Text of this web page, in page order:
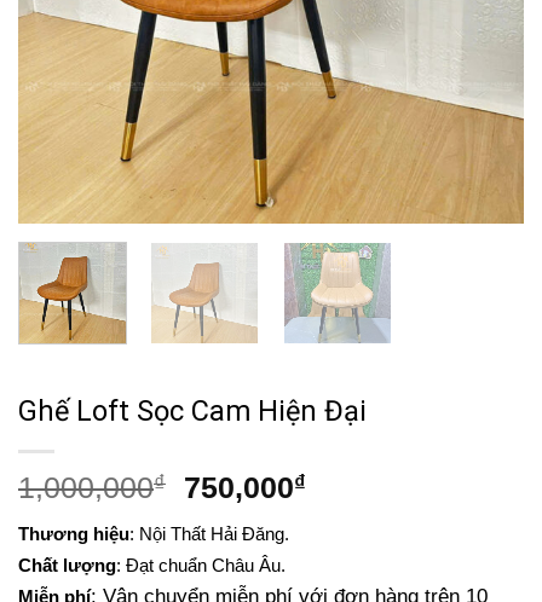
Ghế Loft Sọc Cam Hiện Đại
1,000,000₫
Giá
là:
1,000,000₫.
750,000₫Giá
Thương hiệu: Nội Thất Hải Đăng.
Chất lượng: Đạt chuẩn Châu Âu.
Miễn phí: Vận chuyển miễn phí với đơn hàng trên 10